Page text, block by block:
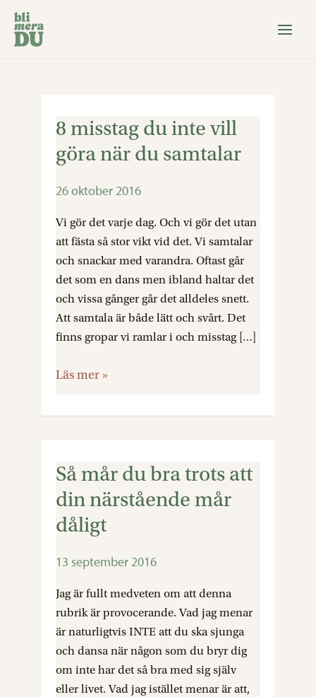
Hoppa
innehåll
8 misstag du inte vill
göra när du samtalar
26 oktober 2016
Vi gör det varje dag. Och vi gör det utan
att fästa så stor vikt vid det. Vi samtalar
och snackar med varandra. Oftast går
det som en dans men ibland haltar det
och vissa gånger går det alldeles snett.
Att samtala är både lätt och svårt. Det
finns gropar vi ramlar i och misstag […]
8
misstag
du
göra
när
du
samtalar
Läs mer »
Så mår du bra trots att
din närstående mår
dåligt
13 september 2016
Jag är fullt medveten om att denna
rubrik är provocerande. Vad jag menar
är naturligtvis INTE att du ska sjunga
och dansa när någon som du bryr dig
om inte har det så bra med sig själv
eller livet. Vad jag istället menar är att,
Så
mår
du
bra
att
närstående
dåligt